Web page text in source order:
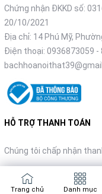
Chứng nhận ĐKKD số:
20/10/2021
Địa chỉ: 14 Phú Mỹ,
Điện thoại: 0936873059 -
HỖ TRỢ THANH TOÁN
Chúng tôi chấp nhận
Trang chủ Danh mục